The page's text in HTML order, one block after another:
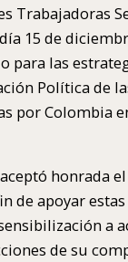
Trabajadoras
15 de
para las
Política de
por Colombia
honrada
de apoyar
a
de su